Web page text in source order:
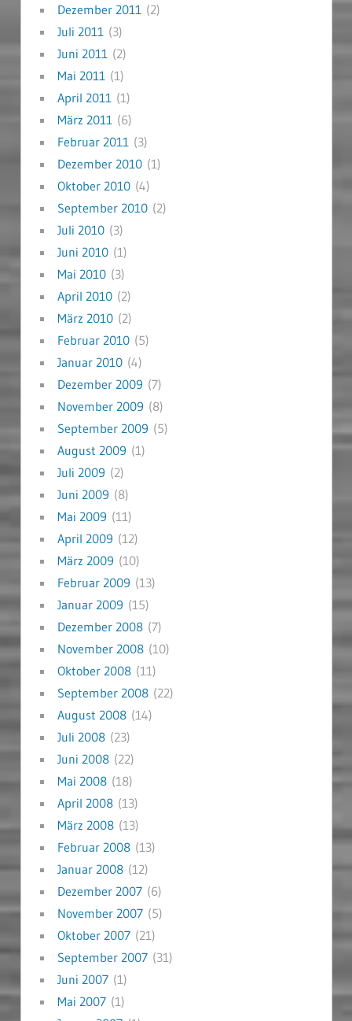
Dezember 2011 (2)
Juli 2011 (3)
Juni 2011 (2)
Mai 2011 (1)
April 2011 (1)
März 2011 (6)
Februar 2011 (3)
Dezember 2010(1)
Oktober 2010(4)
September 2010(2)
Juli 2010(3)
Juni 2010(1)
Mai 2010(3)
April 2010(2)
März 2010(2)
Februar 2010(5)
Januar 2010(4)
Dezember 2009 (7)
November 2009 (8)
September 2009 (5)
August 2009 (1)
Juli 2009 (2)
Juni 2009 (8)
Mai 2009 (11)
April 2009 (12)
März 2009 (10)
Februar 2009 (13)
Januar 2009 (15)
Dezember 2008(7)
November 2008(10)
Oktober 2008(11)
September 2008(22)
August 2008(14)
Juli 2008(23)
Juni 2008(22)
Mai 2008(18)
April 2008(13)
März 2008(13)
Februar 2008(13)
Januar 2008(12)
Dezember 2007(6)
November 2007(5)
Oktober 2007(21)
September 2007(31)
Juni 2007(1)
Mai 2007(1)